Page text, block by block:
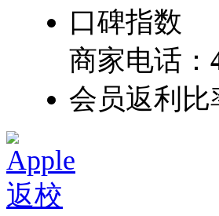
口碑指数
商家电话：
会员返利比